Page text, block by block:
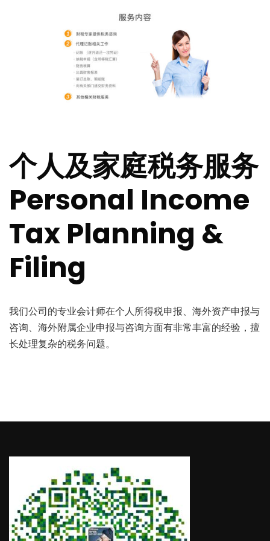
个人及家庭税务服务
Personal Income
Tax Planning &
Filing
我们公司的专业会计师在个人所得税申报、海外资产申报与
咨询、海外附属企业申报与咨询方面有非常丰富的经验，擅
长处理复杂的税务问题。